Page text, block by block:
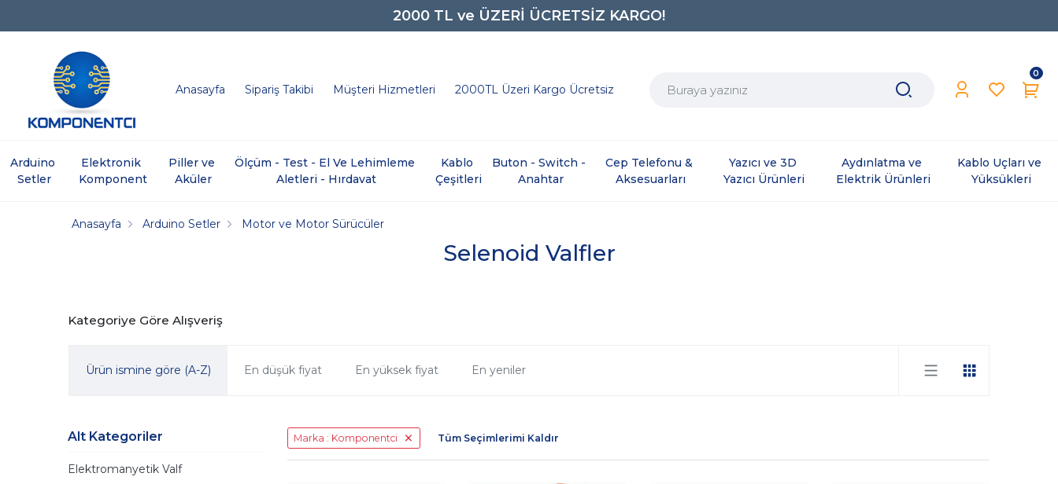
0850 242 0734
Anasayfa Sipariş Takibi Müşteri Hizmetleri 2000TL Üzeri Kargo Ücretsiz
0
Arduino
Setler
Elektronik
Komponent
Piller ve
Aküler
Ölçüm - Test - El Ve Lehimleme
Aletleri - Hırdavat
Kablo
Çeşitleri
Buton - Switch -
Anahtar
Cep Telefonu &
Aksesuarları
Yazıcı ve 3D
Yazıcı Ürünleri
Aydınlatma ve
Elektrik Ürünleri
Kablo Uçları ve
Yüksükleri
Selenoid Valfler
Anasayfa Arduino Setler Motor ve Motor Sürücüler
Kategoriye Göre Alışveriş
Ürün ismine göre (A-Z) En düşük fiyat En yüksek fiyat En yeniler
Alt Kategoriler
Elektromanyetik Valf
Marka : Komponentci Tüm Seçimlerimi Kaldır